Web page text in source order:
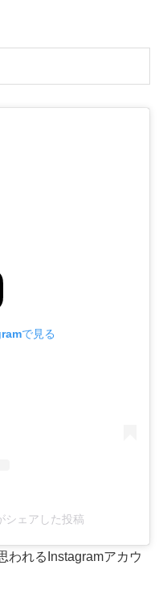
で見る
シェアした投稿
われるInstagramアカウ